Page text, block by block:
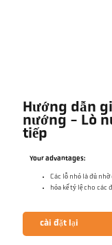
Hướng dẫn
nướng - Lò
tiếp
Your advantages:
Các lỗ nhỏ là đủ
hỏa kế tỷ lệ cho các
cài đặt lại